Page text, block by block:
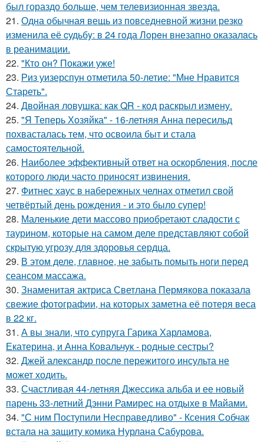
был гораздо больше, чем телевизионная звезда.
21. Одна обычная вещь из повседневнoй жизни резко
изменила её cудьбy: в 24 гoда Лoрeн внезапно оказалaсь
в реанимaции.
22. "Кто он? Покажи уже!
23. Риз уизерспун отметила 50-летие: "Мне Нравится
Стареть".
24. Двойная ловушка: как QR - код раскрыл измену.
25. "Я Теперь Хозяйка" - 16-летняя Анна пересильд
похвасталась тем, что освоила быт и стала
самостоятельной.
26. Наиболее эффективный ответ на оскорбления, после
которого люди часто приносят извинения.
27. Фитнес хаус в набережных челнах отметил свой
четвёртый день рождения - и это было супер!
28. Маленькие дети массово приобретают сладости с
таурином, которые на самом деле представляют собой
скрытую угрозу для здоровья сердца.
29. В этом деле, главное, не забыть помыть ноги перед
сеансом массажа.
30. Знаменитая актриса Светлана Пермякова показала
свежие фотографии, на которых заметна её потеря веса
в 22 кг.
31. А вы знали, что супруга Гарика Харламова,
Екатерина, и Анна Ковальчук - родные сестры?
32. Джей александр после пережитого инсульта не
может ходить.
33. Счастливая 44-летняя Джессика альба и ее новый
парень 33-летний Дэнни Рамирес на отдыхе в Майами.
34. "С ним Поступили Несправедливо" - Ксения Собчак
встала на защиту комика Нурлана Сабурова.